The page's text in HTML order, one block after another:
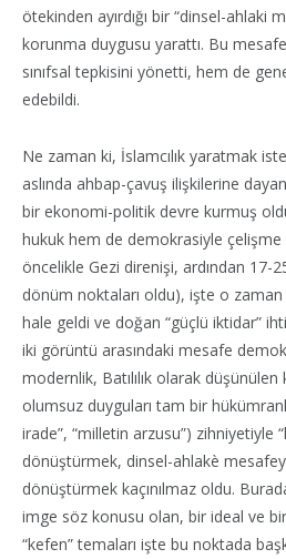
ötekinden ayırdığı bir “dinsel-ahlaki
korunma duygusu yarattı. Bu
sınıfsal tepkisini yönetti, hem de
edebildi.
Ne zaman ki, İslamcılık yaratmak
aslında ahbap-çavuş ilişkilerine
bir ekonomi-politik devre kurmuş
hukuk hem de demokrasiyle çelişme
öncelikle Gezi direnişi, ardından 17-
dönüm noktaları oldu), işte o
hale geldi ve doğan “güçlü iktidar”
iki görüntü arasındaki mesafe
modernlik, Batılılık olarak
olumsuz duyguları tam bir
irade”, “milletin arzusu”) zihniyetiyle
dönüştürmek, dinsel-ahlakè
dönüştürmek kaçınılmaz oldu.
imge söz konusu olan, bir ideal ve
“kefen” temaları işte bu noktada